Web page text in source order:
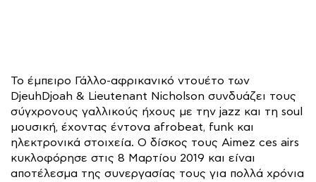
Το έμπειρο Γάλλο-αφρικανικό ντουέτο των
DjeuhDjoah & Lieutenant Nicholson συνδυάζει τους
σύγχρονους γαλλικούς ήχους με την jazz και τη soul
μουσική, έχοντας έντονα afrobeat, funk και
ηλεκτρονικά στοιχεία. Ο δίσκος τους Aimez ces airs
κυκλοφόρησε στις 8 Μαρτίου 2019 και είναι
αποτέλεσμα της συνεργασίας τους για πολλά χρόνια